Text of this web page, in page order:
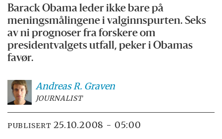
Barack Obama leder ikke bare på
meningsmålingene i valginnspurten. Seks
av ni prognoser fra forskere om
presidentvalgets utfall, peker i Obamas
favør.
Andreas R. Graven
JOURNALIST
PUBLISERT 25.10.2008 - 05:00